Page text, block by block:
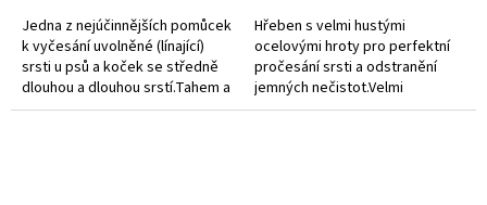
Jedna z nejúčinnějších pomůcek
k vyčesání uvolněné (línající)
srsti u psů a koček se středně
dlouhou a dlouhou srstí.Tahem a
jemným tlakem vytáhne
Hřeben s velmi hustými
ocelovými hroty pro perfektní
pročesání srsti a odstranění
jemných nečistot.Velmi
komfortní měkčená a